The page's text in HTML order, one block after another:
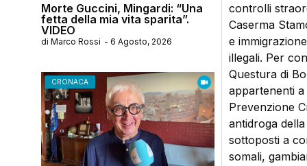
Morte Guccini, Mingardi: “Una
fetta della mia vita sparita”.
VIDEO
di Marco Rossi - 6 Agosto, 2026
CRONACA
controlli
Caserma
e
illegali. Per
Questura di
appartenenti
Prevenzione
antidroga
sottoposti a
somali,